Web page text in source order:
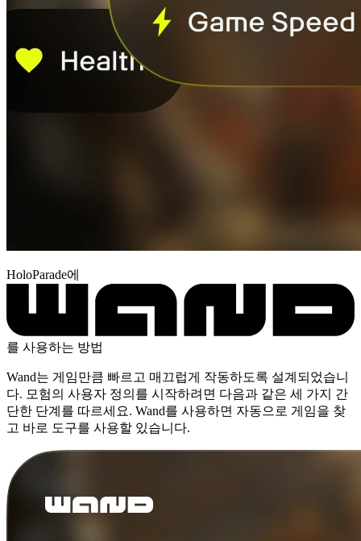
HoloParade에
를 사용하는 방법
Wand는 게임만큼 빠르고 매끄럽게 작동하도록 설계되었습니
다. 모험의 사용자 정의를 시작하려면 다음과 같은 세 가지 간
단한 단계를 따르세요. Wand를 사용하면 자동으로 게임을 찾
고 바로 도구를 사용할 있습니다.